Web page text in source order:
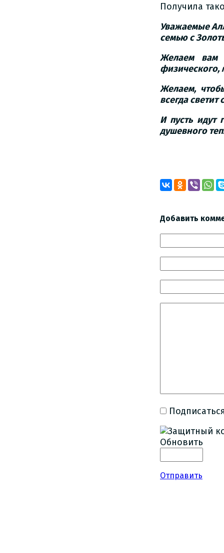
Получила
Уважаемые
семью с
Желаем вам
физического,
Желаем,
всегда
И пусть идут
душевного
Добавить
Обновить
Отправить